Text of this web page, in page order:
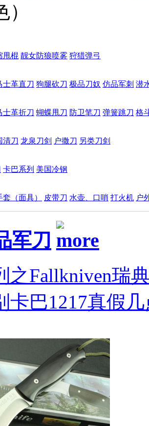
甩棍 靓女防狼喷雾 狩猎弹弓
士革直刀 狗腿砍刀 极品刀奴 仿品军刺 潜
士革折刀 蝴蝶甩刀 防卫笔刀 弹簧跳刀 格
清刀 龙泉刀剑 户撒刀 另类刀剑
卡巴系列 美国冷钢
套（面具） 皮带刀 水壶、口哨 打火机 户
军刀
之Fallkniven瑞
卡巴1217真假